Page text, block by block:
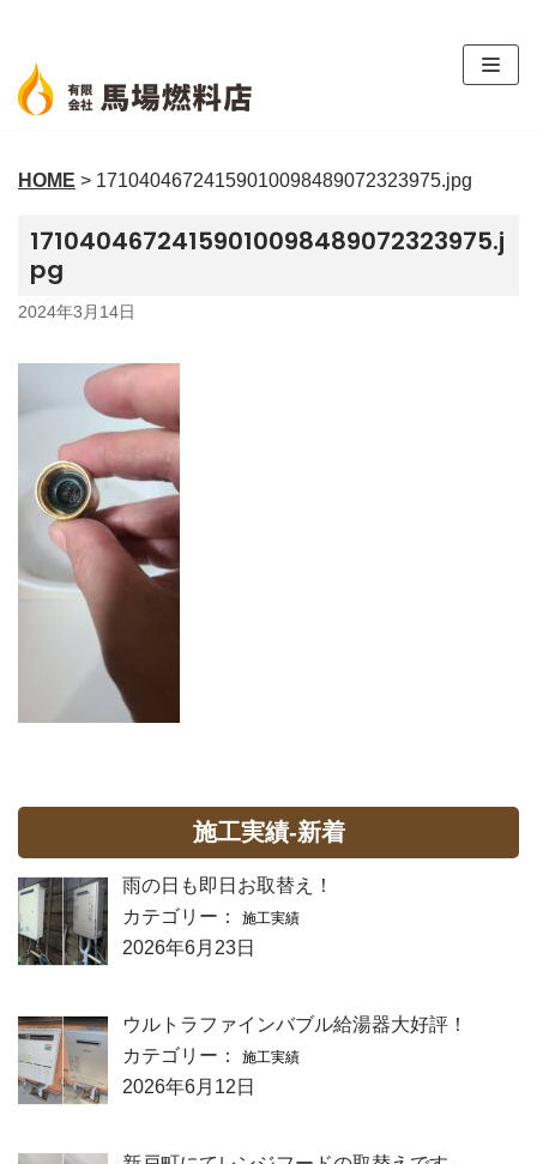
ン
テ
ン
へ
キ
ッ
プ
HOME > 17104046724159010098489072323975.jpg
17104046724159010098489072323975.j
pg
2024年3月14日
施工実績-新着
雨の日も即日お取替え！
カテゴリー：
施工実績
2026年6月23日
ウルトラファインバブル給湯器大好評！
カテゴリー：
施工実績
2026年6月12日